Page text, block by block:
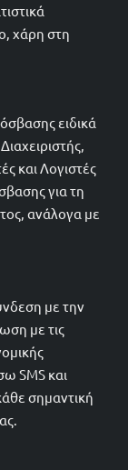
χάρη στη
ειδικά
και Λογιστές
για τη
ανάλογα με
με την
με τις
SMS και
σημαντική